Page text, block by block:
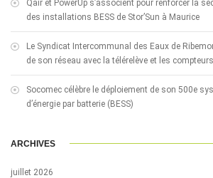
Qair et PowerUp s’associent pour renforcer la
des installations BESS de Stor’Sun à Maurice
Le Syndicat Intercommunal des Eaux de
de son réseau avec la télérelève et les
Socomec célèbre le déploiement de son 500e
d’énergie par batterie (BESS)
ARCHIVES
juillet 2026